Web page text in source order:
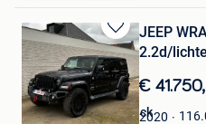
Bewaren
in
Mijn
Favorieten
JEEP
2.2d/
€
2020
Cedric van Raemdonck